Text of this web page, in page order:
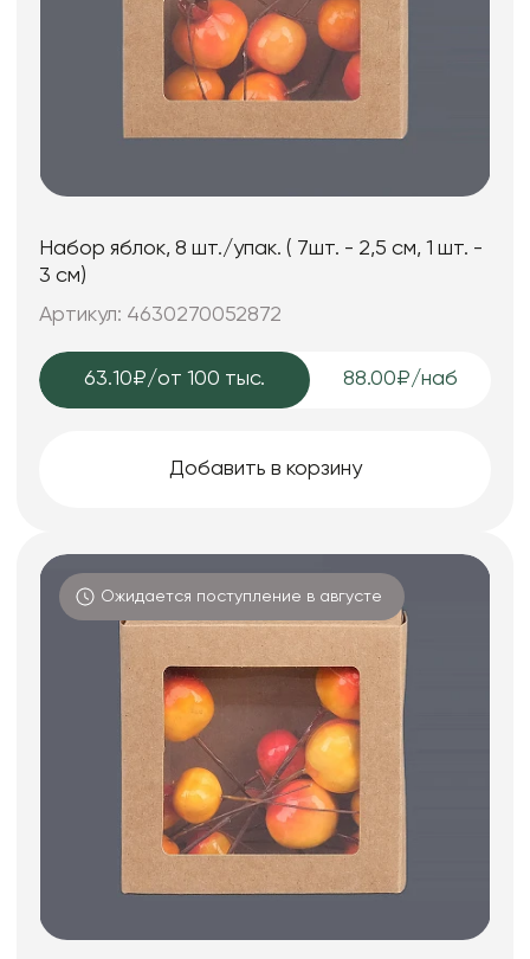
Набор яблок, 8 шт./упак. ( 7шт. - 2,5 см, 1 шт. -
3 см)
Артикул: 4630270052872
63.10₽/от 100 тыс. 88.00₽/наб
Добавить в корзину
Ожидается поступление в августе